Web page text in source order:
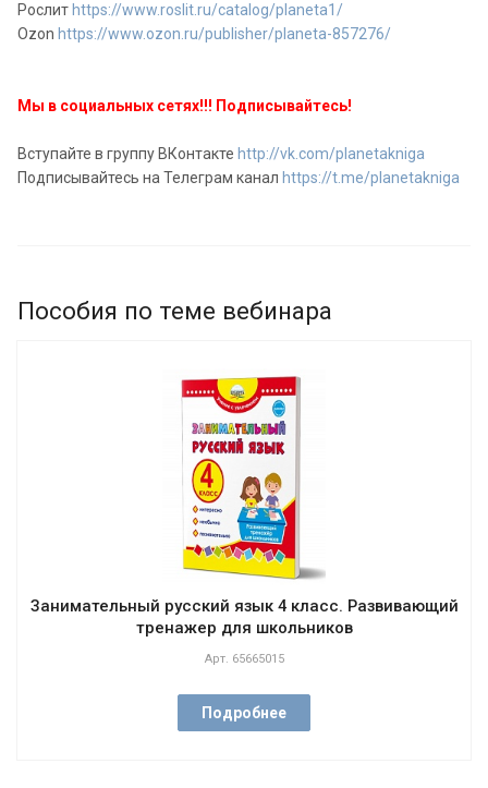
Рослит https://www.roslit.ru/catalog/planeta1/
Ozon https://www.ozon.ru/publisher/planeta-857276/
Мы в социальных сетях!!! Подписывайтесь!
Вступайте в группу ВКонтакте http://vk.com/planetakniga
Подписывайтесь на Телеграм канал https://t.me/planetakniga
Пособия по теме вебинара
Занимательный русский язык 4 класс. Развивающий
тренажер для школьников
Арт. 65665015
Подробнее